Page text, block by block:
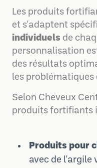
Les produits
et s'adaptent
individuels de
personnalisation
des résultats
les problématiques
Selon Cheveux
produits fortifiants
Produits pour
avec de l'argile